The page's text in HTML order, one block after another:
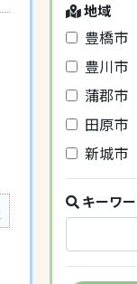
地域
豊橋市
豊川市
蒲郡市
田原市
新城市
キーワ